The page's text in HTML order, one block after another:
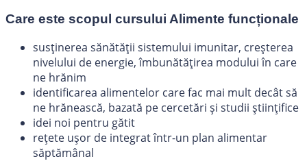
Care este scopul cursului Alimente funcționale
susținerea sănătății sistemului imunitar, creșterea
nivelului de energie, îmbunătățirea modului în care
ne hrănim
identificarea alimentelor care fac mai mult decât să
ne hrănească, bazată pe cercetări și studii științifice
idei noi pentru gătit
rețete ușor de integrat într-un plan alimentar
săptămânal